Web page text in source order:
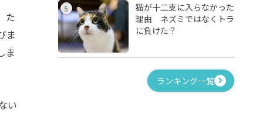
た
ま
ま
い
5
猫が十二支に入らなかった
理由 ネズミではなくトラ
に負けた？
ランキング一覧